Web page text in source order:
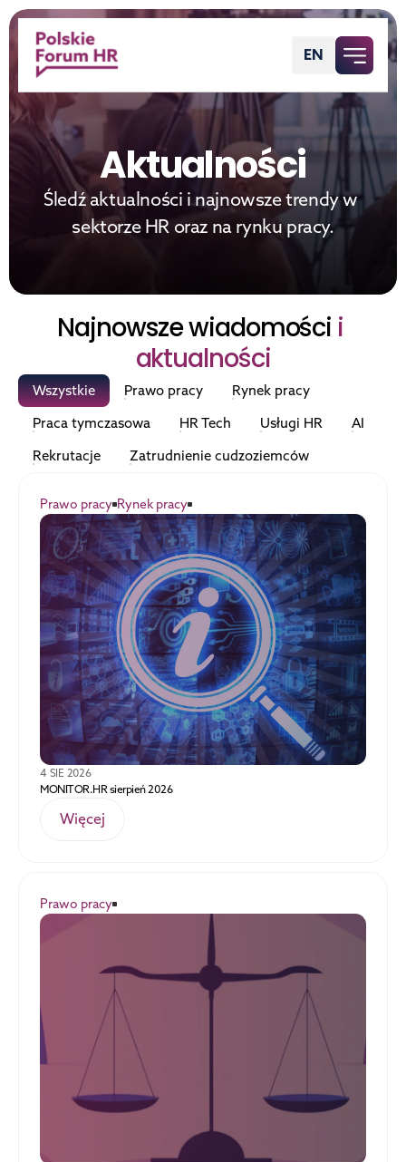
EN
Polish
Aktualności
Śledź aktualności i najnowsze trendy w
sektorze HR oraz na rynku pracy.
Najnowsze wiadomości i
aktualności
Wszystkie Prawo pracy
Rynek pracy
Praca tymczasowa
HR Tech Usługi HR
AI
Rekrutacje
Zatrudnienie cudzoziemców
Prawo pracy Rynek pracy
4 SIE 2026
MONITOR.HR sierpień 2026
Więcej
Prawo pracy